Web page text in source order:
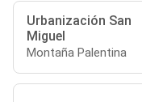
Urbanización San
Miguel
Montaña Palentina